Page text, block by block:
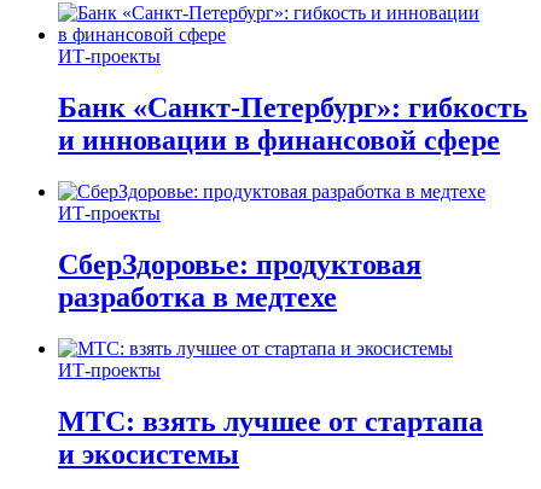
ИТ-проекты
Банк «Санкт-Петербург»: гибкость
и инновации в финансовой сфере
ИТ-проекты
СберЗдоровье: продуктовая
разработка в медтехе
ИТ-проекты
МТС: взять лучшее от стартапа
и экосистемы